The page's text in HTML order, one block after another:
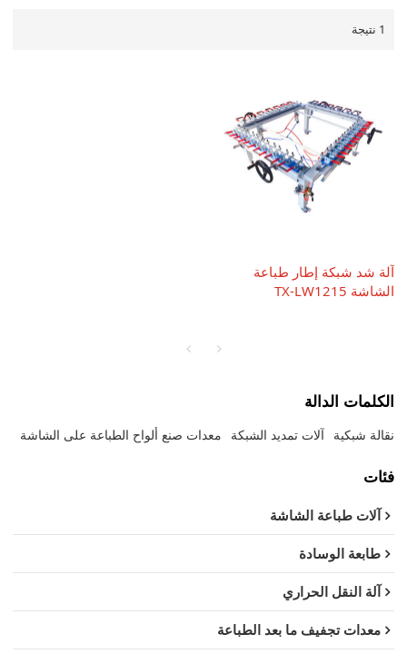
1 نتيجة
آلة شد شبكة إطار طباعة
الشاشة TX-LW1215
الكلمات الدالة
نقالة شبكية آلات تمديد الشبكة معدات صنع ألواح الطباعة على الشاشة
فئات
آلات طباعة الشاشة
طابعة الوسادة
آلة النقل الحراري
معدات تجفيف ما بعد الطباعة